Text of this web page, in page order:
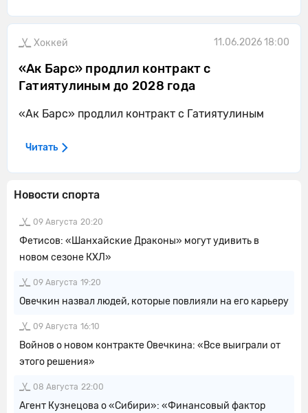
Новости спорта
09 Августа 20:20
Фетисов: «Шанхайские Драконы» могут удивить в
новом сезоне КХЛ»
09 Августа 19:20
Овечкин назвал людей, которые повлияли на его карьеру
09 Августа 16:10
Войнов о новом контракте Овечкина: «Все выиграли от
этого решения»
08 Августа 22:00
Агент Кузнецова о «Сибири»: «Финансовый фактор
Хоккей 11.06.2026 18:00
«Ак Барс» продлил контракт с
Гатиятулиным до 2028 года
«Ак Барс» продлил контракт с Гатиятулиным
Читать